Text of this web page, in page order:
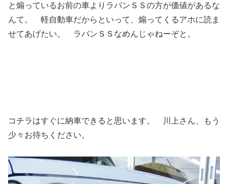
と煽っているお前の車よりラパンＳＳの方が価値があるな
んて。 軽自動車だからといって、煽ってくるアホに読ま
せてあげたい。 ラパンＳＳなめんじゃねーぞと。
コチラはすぐに納車できると思います。 川上さん、もう
少々お待ちください。